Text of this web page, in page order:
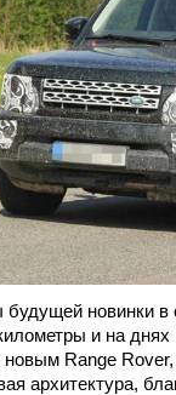
будущей новинки
и на
новым Range
архитектура,